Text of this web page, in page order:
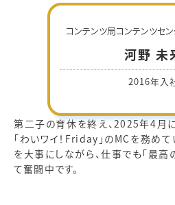
コンテンツ局コンテンツセ
河野 未
2016年入
第二子の育休を終え、2025年4月
「わいワイ！Friday」のMCを務め
を大事にしながら、仕事でも「最高
て奮闘中です。